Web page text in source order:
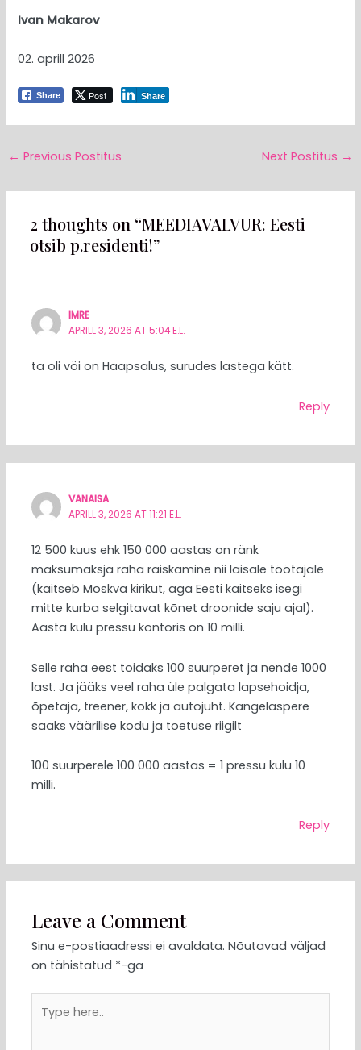
Ivan Makarov
02. aprill 2026
Share Post Share
← Previous Postitus Next Postitus →
2 thoughts on “MEEDIAVALVUR: Eesti
otsib p.residenti!”
IMRE
APRILL 3, 2026 AT 5:04 E.L.
ta oli vöi on Haapsalus, surudes lastega kätt.
Reply
VANAISA
APRILL 3, 2026 AT 11:21 E.L.
12 500 kuus ehk 150 000 aastas on ränk
maksumaksja raha raiskamine nii laisale töötajale
(kaitseb Moskva kirikut, aga Eesti kaitseks isegi
mitte kurba selgitavat kõnet droonide saju ajal).
Aasta kulu pressu kontoris on 10 milli.
Selle raha eest toidaks 100 suurperet ja nende 1000
last. Ja jääks veel raha üle palgata lapsehoidja,
õpetaja, treener, kokk ja autojuht. Kangelaspere
saaks väärilise kodu ja toetuse riigilt
100 suurperele 100 000 aastas = 1 pressu kulu 10
milli.
Reply
Leave a Comment
Sinu e-postiaadressi ei avaldata. Nõutavad väljad
on tähistatud *-ga
here..